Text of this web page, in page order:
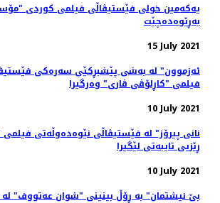
یەکەمین خولی فێستیڤاڵی فیلمی کوردی
بەڕێوەدەچێت
15 July 2021
فیلمی "کاڕلۆڤی ڤاری" وه‌رگیرا
10 July 2021
ڕێزیی تایبەتی لێگیرا
10 July 2021